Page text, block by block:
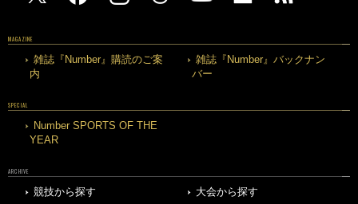
MAGAZINE
雑誌『Number』購読のご案
内
雑誌『Number』バックナン
バー
SPECIAL
Number SPORTS OF THE
YEAR
ARCHIVE
競技から探す
大会から探す